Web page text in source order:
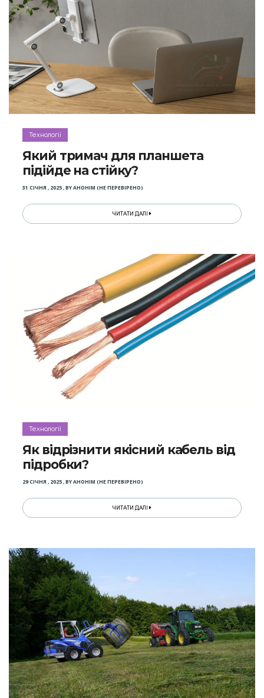
Технології
Який тримач для планшета
підійде на стійку?
31 СІЧНЯ , 2025,BYАНОНІМ (НЕ ПЕРЕВІРЕНО)
ЧИТАТИ ДАЛІ
Технології
Як відрізнити якісний кабель від
підробки?
29 СІЧНЯ , 2025,BYАНОНІМ (НЕ ПЕРЕВІРЕНО)
ЧИТАТИ ДАЛІ